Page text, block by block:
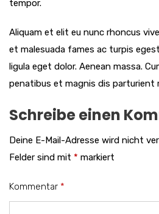
tempor.
Aliquam et elit eu nunc rhoncus
et malesuada fames ac turpis
ligula eget dolor. Aenean massa.
penatibus et magnis dis parturient
Schreibe einen
Deine E-Mail-Adresse wird nicht
Felder sind mit * markiert
Kommentar *